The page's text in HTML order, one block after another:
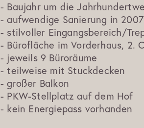
- Baujahr um die
- aufwendige Sanierung in 2007
- stilvoller Eingangsbereich/
- Bürofläche im Vorderhaus, 2.
- jeweils 9 Büroräume
- teilweise mit Stuckdecken
- großer Balkon
- PKW-Stellplatz auf dem Hof
- kein Energiepass vorhanden